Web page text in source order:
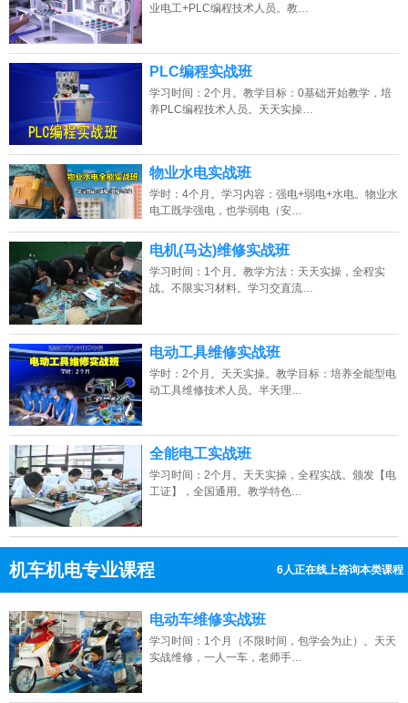
业电工+PLC编程技术人员。教…
PLC编程实战班
学习时间：2个月。教学目标：0基础开始教学，培
养PLC编程技术人员。天天实操…
物业水电实战班
学时：4个月。学习内容：强电+弱电+水电。物业水
电工既学强电，也学弱电（安…
电机(马达)维修实战班
学习时间：1个月。教学方法：天天实操，全程实
战。不限实习材料。学习交直流…
电动工具维修实战班
学时：2个月。天天实操。教学目标：培养全能型电
动工具维修技术人员。半天理…
全能电工实战班
学习时间：2个月。天天实操，全程实战。颁发【电
工证】，全国通用。教学特色…
机车机电专业课程 6人正在线上咨询本类课程
点击免费咨询电话：13807313137
电动车维修实战班
学习时间：1个月（不限时间，包学会为止）。天天
实战维修，一人一车，老师手…